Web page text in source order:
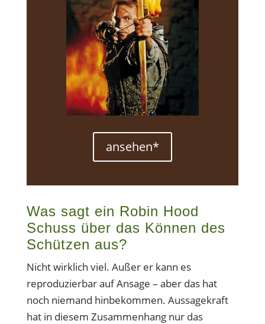
ansehen*
Was sagt ein Robin Hood
Schuss über das Können des
Schützen aus?
Nicht wirklich viel. Außer er kann es
reproduzierbar auf Ansage – aber das hat
noch niemand hinbekommen. Aussagekraft
hat in diesem Zusammenhang nur das